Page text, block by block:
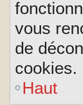
vous
de
cookies.
Haut